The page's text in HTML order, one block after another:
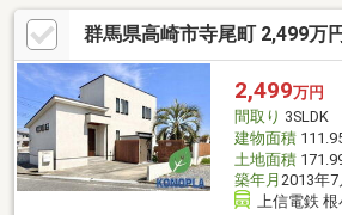
で、洗濯物を干したり 外の空気を感じた
ース♪◇前面道路は6m！ 車の出し入れがし
も安心ですね♪
群馬県高崎市寺尾町 2,499万
2,499万円
間取り 3SLDK
建物面積
土地面積
築年月 2013年
上信電鉄